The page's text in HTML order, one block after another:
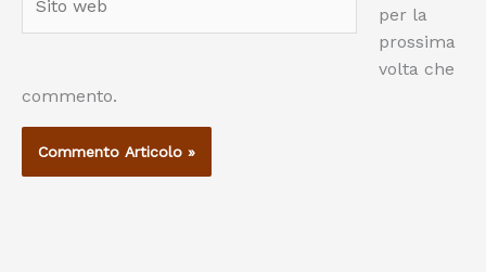
web
per la
prossima
volta che
commento.